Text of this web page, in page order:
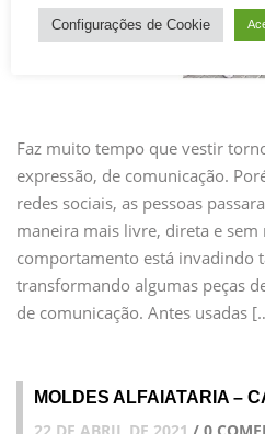
Faz muito tempo que vestir
expressão, de comunicação.
redes sociais, as pessoas
maneira mais livre, direta e sem
comportamento está invadindo
transformando algumas peças
de comunicação. Antes usadas
MOLDES ALFAIATARIA –
Configurações de Cookie